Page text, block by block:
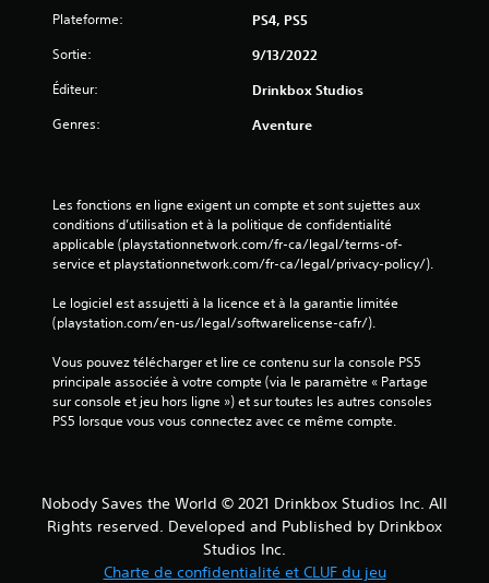
Plateforme: PS4, PS5
Sortie: 9/13/2022
Éditeur: Drinkbox Studios
Genres: Aventure
Les fonctions en ligne exigent un compte et sont sujettes aux
conditions d’utilisation et à la politique de confidentialité
applicable (playstationnetwork.com/fr-ca/legal/terms-of-
service et playstationnetwork.com/fr-ca/legal/privacy-policy/).
Le logiciel est assujetti à la licence et à la garantie limitée
(playstation.com/en-us/legal/softwarelicense-cafr/).
Vous pouvez télécharger et lire ce contenu sur la console PS5
principale associée à votre compte (via le paramètre « Partage
sur console et jeu hors ligne ») et sur toutes les autres consoles
PS5 lorsque vous vous connectez avec ce même compte.
Nobody Saves the World © 2021 Drinkbox Studios Inc. All
Rights reserved. Developed and Published by Drinkbox
Studios Inc.
Charte de confidentialité et CLUF du jeu